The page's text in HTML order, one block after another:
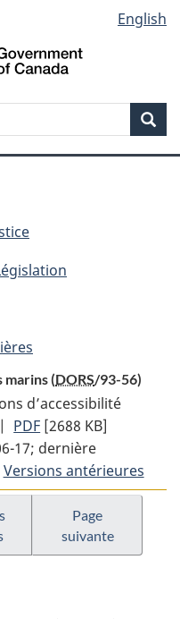
English
marins (DORS/93-56)
d’accessibilité
| PDF Texte
complet
:
Règlement
mammifères
[2688 KB]
17; dernière
Versions antérieures
Page
suivante